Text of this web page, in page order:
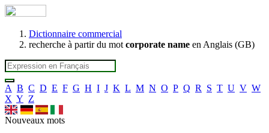
Dictionnaire commercial
recherche à partir du mot corporate name en Anglais (GB)
A B C D E F G H I J K L M N O P Q R S T U V W
X Y Z
Nouveaux mots